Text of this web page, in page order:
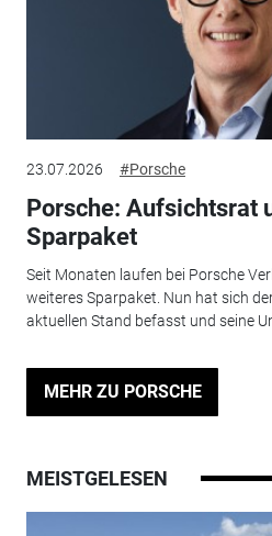
23.07.2026 #Porsche
Porsche: Aufsichtsrat
Sparpaket
Seit Monaten laufen bei Porsche
weiteres Sparpaket. Nun hat sich
aktuellen Stand befasst und seine
MEHR ZU PORSCHE
MEISTGELESEN